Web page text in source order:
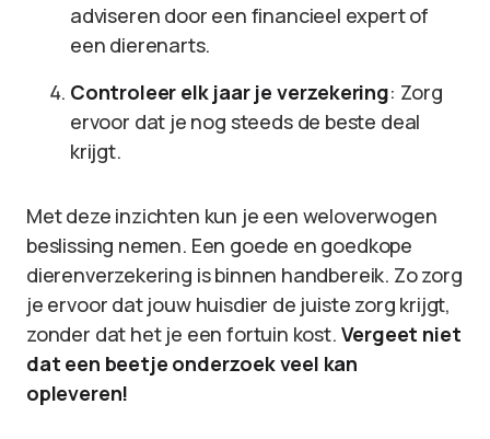
adviseren door een financieel expert of
een dierenarts.
Controleer elk jaar je verzekering: Zorg
ervoor dat je nog steeds de beste deal
krijgt.
Met deze inzichten kun je een weloverwogen
beslissing nemen. Een goede en goedkope
dierenverzekering is binnen handbereik. Zo zorg
je ervoor dat jouw huisdier de juiste zorg krijgt,
zonder dat het je een fortuin kost. Vergeet niet
dat een beetje onderzoek veel kan
opleveren!